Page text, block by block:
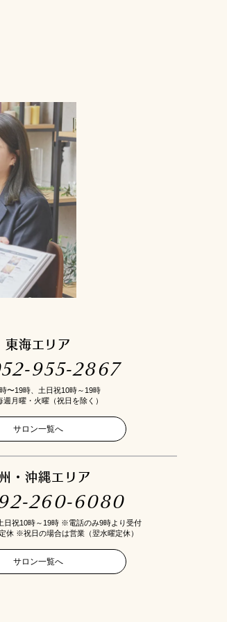
東海エリア
955-2867
〜19時、土日祝10時～19時
週月曜・火曜（祝日を除く）
サロン一覧へ
・沖縄エリア
260-6080
日祝10時～19時 ※電話のみ9時より受付
休 ※祝日の場合は営業（翌水曜定休）
サロン一覧へ